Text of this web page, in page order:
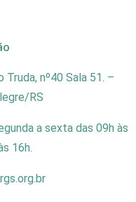
nº40 Sala 51. –
RS
a sexta das 09h às
16h.